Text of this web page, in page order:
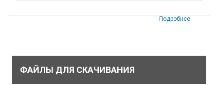
Подробнее
ФАЙЛЫ ДЛЯ СКАЧИВАНИЯ